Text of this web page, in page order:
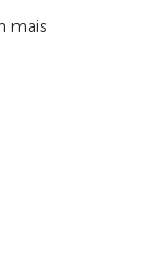
mais